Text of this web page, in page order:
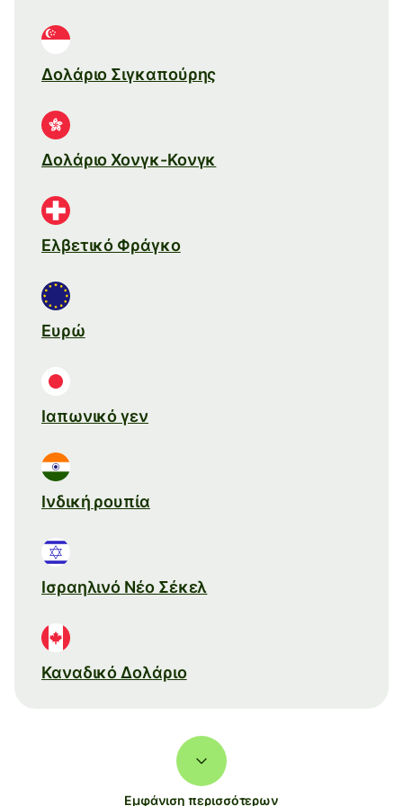
Δολάριο Σιγκαπούρης
Δολάριο Χονγκ-Κονγκ
Ελβετικό Φράγκο
Ευρώ
Ιαπωνικό γεν
Ινδική ρουπία
Ισραηλινό Νέο Σέκελ
Καναδικό Δολάριο
Εμφάνιση περισσότερων